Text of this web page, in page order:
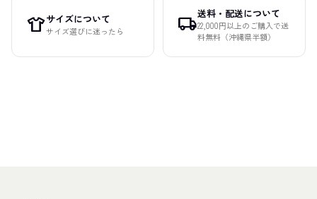
apparelサイズについて
サイズ選びに迷ったら local_shipping送料・配送について
22,000円以上のご購入で送
料無料（沖縄県半額）